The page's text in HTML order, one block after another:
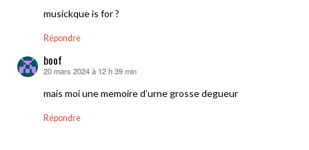
musickque is for ?
Répondre
boof
dit :
20 mars 2024 à 12 h 39 min
mais moi une memoire d’urne grosse degueur
Répondre